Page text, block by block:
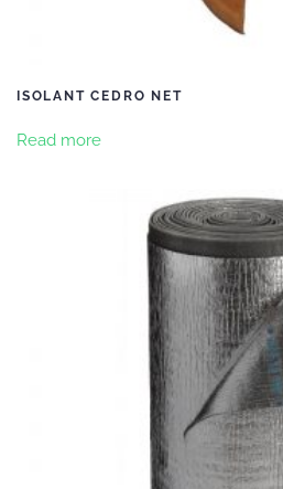
ISOLANT CEDRO NET
Read more